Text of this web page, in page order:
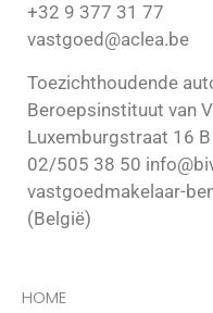
+32 9 377 31 77
vastgoed@aclea.be
Toezichthoudende
Beroepsinstituut van
Luxemburgstraat 16
02/505 38 50
vastgoedmakelaar-
(België)
HOME